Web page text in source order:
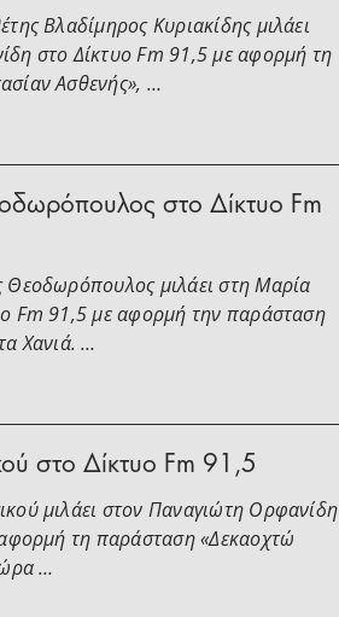
Βλαδίμηρος Κυριακίδης μιλάει
στο Δίκτυο Fm 91,5 με αφορμή τη
Ασθενής», …
στο Δίκτυο Fm
Θεοδωρόπουλος μιλάει στη Μαρία
Fm 91,5 με αφορμή την παράσταση
Χανιά. …
στο Δίκτυο Fm 91,5
μιλάει στoν Παναγιώτη Ορφανίδη
τη παράσταση «Δεκαοχτώ
…